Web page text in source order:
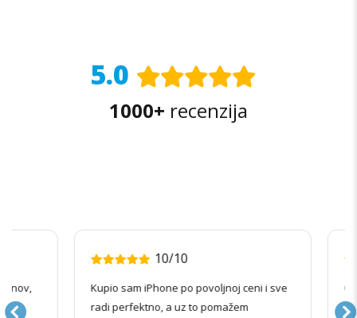
5.0
1000+ recenzija
10/10
Kupio sam iPhone po povoljnoj ceni i sve
radi perfektno, a uz to pomažem